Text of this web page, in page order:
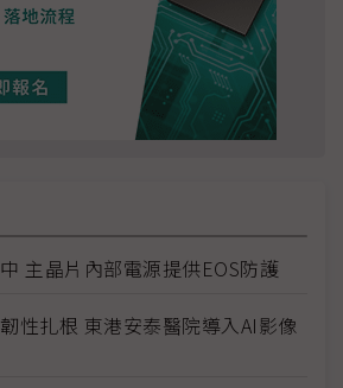
主晶片內部電源提供EOS防護
性扎根 東港安泰醫院導入AI影像